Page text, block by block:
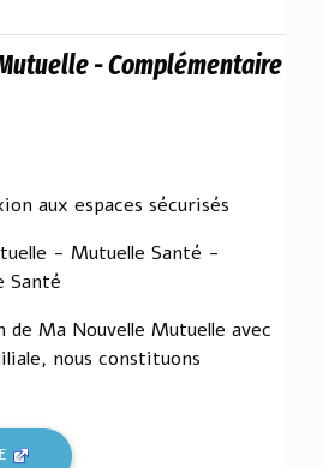
- Complémentaire
aux espaces sécurisés
- Mutuelle Santé -
Santé
de Ma Nouvelle Mutuelle avec
nous constituons